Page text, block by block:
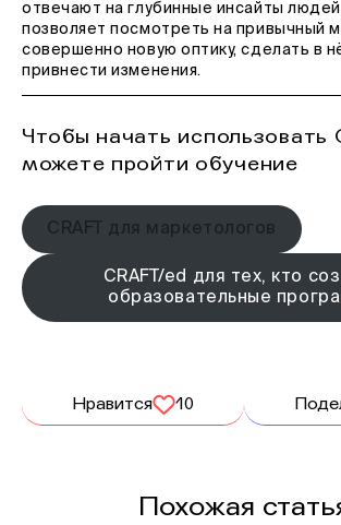
отвечают на глубинные инсайты людей.
позволяет посмотреть на привычный
совершенно новую оптику, сделать в
привнести изменения.
Чтобы начать использовать
можете пройти обучение
CRAFT для маркетологов
CRAFT/ed для тех, кто
образовательные
Нравится 10
Похожая